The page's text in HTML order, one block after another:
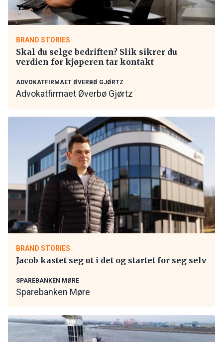
BRAND STORIES
Skal du selge bedriften? Slik sikrer du
verdien før kjøperen tar kontakt
ADVOKATFIRMAET ØVERBØ GJØRTZ
Advokatfirmaet Øverbø Gjørtz
BRAND STORIES
Jacob kastet seg ut i det og startet for seg selv
SPAREBANKEN MØRE
Sparebanken Møre